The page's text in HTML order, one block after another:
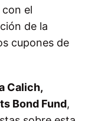
el
de la
cupones de
Calich,
Bond Fund,